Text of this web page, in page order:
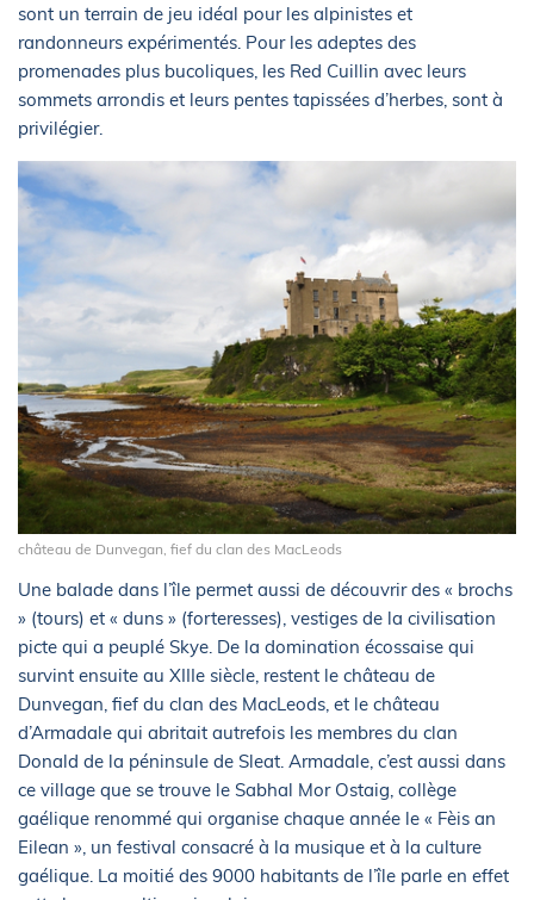
sont un terrain de jeu idéal pour les alpinistes et
randonneurs expérimentés. Pour les adeptes des
promenades plus bucoliques, les Red Cuillin avec leurs
sommets arrondis et leurs pentes tapissées d’herbes, sont à
privilégier.
château de Dunvegan, fief du clan des MacLeods
Une balade dans l’île permet aussi de découvrir des « brochs
» (tours) et « duns » (forteresses), vestiges de la civilisation
picte qui a peuplé Skye. De la domination écossaise qui
survint ensuite au XIIIe siècle, restent le château de
Dunvegan, fief du clan des MacLeods, et le château
d’Armadale qui abritait autrefois les membres du clan
Donald de la péninsule de Sleat. Armadale, c’est aussi dans
ce village que se trouve le Sabhal Mor Ostaig, collège
gaélique renommé qui organise chaque année le « Fèis an
Eilean », un festival consacré à la musique et à la culture
gaélique. La moitié des 9000 habitants de l’île parle en effet